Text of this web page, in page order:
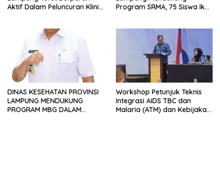
Aktif Dalam Peluncuran Klinik
Program Strategis Nasional
Bertajuk Koperasi
Desa/Kelurahan Merah Putih
(KDMP)
Program SRMA, 75 Siswa Ikuti
DINAS KESEHATAN PROVINSI
LAMPUNG MENDUKUNG
PROGRAM MBG DALAM
Workshop Petunjuk Teknis
Integrasi AIDS TBC dan
Malaria (ATM) dan Kebijakan